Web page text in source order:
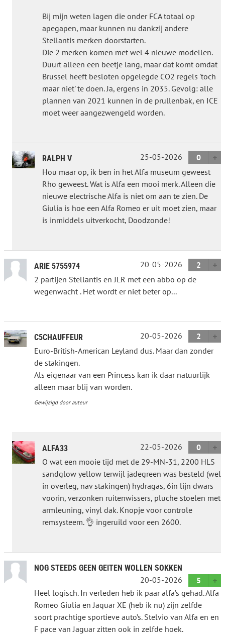
Bij mijn weten lagen die onder FCA totaal op
apegapen, maar kunnen nu dankzij andere
Stellantis merken doorstarten.
Die 2 merken komen met wel 4 nieuwe modellen.
Duurt alleen een beetje lang, maar dat komt omdat
Brussel heeft besloten opgelegde CO2 regels 'toch
maar niet' te doen. Ja, ergens in 2035. Gevolg: alle
plannen van 2021 kunnen in de prullenbak, en ICE
moet weer aangezwengeld worden.
RALPH V 25-05-2026
0
Hou maar op, ik ben in het Alfa museum geweest
Rho geweest. Wat is Alfa een mooi merk. Alleen die
nieuwe electrische Alfa is niet om aan te zien. De
Giulia is hoe een Alfa Romeo er uit moet zien, maar
is inmiddels uitverkocht, Doodzonde!
ARIE 5755974 20-05-2026
2
2 partijen Stellantis en JLR met een abbo op de
wegenwacht . Het wordt er niet beter op...
C5CHAUFFEUR 20-05-2026
2
Euro-British-American Leyland dus. Maar dan zonder
de stakingen.
Als eigenaar van een Princess kan ik daar natuurlijk
alleen maar blij van worden.
Gewijzigd door auteur
ALFA33 22-05-2026
0
O wat een mooie tijd met de 29-MN-31, 2200 HLS
sandglow yellow terwijl jadegreen was besteld (wel
in overleg, nav stakingen) hydragas, 6in lijn dwars
voorin, verzonken ruitenwissers, pluche stoelen met
armleuning, vinyl dak. Knopje voor controle
remsysteem. 👌 ingeruild voor een 2600.
NOG STEEDS GEEN GEITEN WOLLEN SOKKEN
20-05-2026
5
Heel logisch. In verleden heb ik paar alfa’s gehad. Alfa
Romeo Giulia en Jaquar XE (heb ik nu) zijn zelfde
soort prachtige sportieve auto’s. Stelvio van Alfa en en
F pace van Jaguar zitten ook in zelfde hoek.